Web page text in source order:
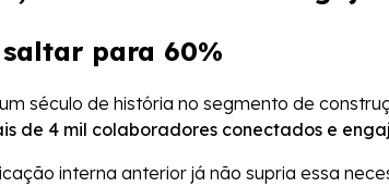
para 60%
século de história no segmento de
de 4 mil colaboradores conectados e
interna anterior já não supria essa